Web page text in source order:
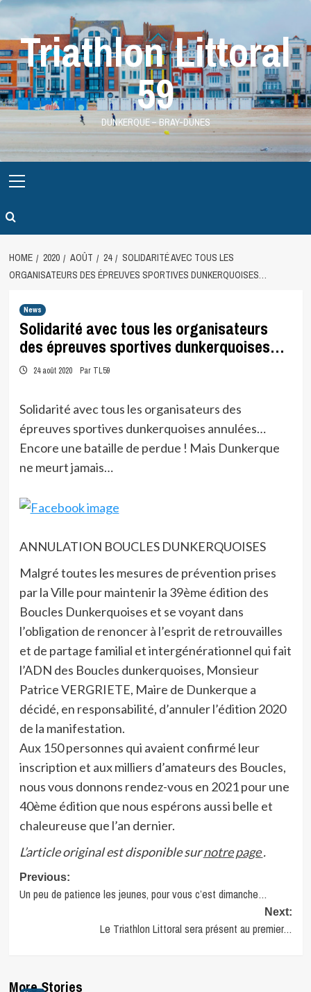
Skip
contentTriathlon Littoral
59
DUNKERQUE – BRAY-DUNES
Menu
HOME 2020 AOÛT 24
SOLIDARITÉ AVEC TOUS LES
ORGANISATEURS DES ÉPREUVES SPORTIVES DUNKERQUOISES…
News
Solidarité avec tous les organisateurs
des épreuves sportives dunkerquoises…
24 août 2020 Par TL59
Solidarité avec tous les organisateurs des
épreuves sportives dunkerquoises annulées…
Encore une bataille de perdue ! Mais Dunkerque
ne meurt jamais…
ANNULATION BOUCLES DUNKERQUOISES
Malgré toutes les mesures de prévention prises
par la Ville pour maintenir la 39ème édition des
Boucles Dunkerquoises et se voyant dans
l’obligation de renoncer à l’esprit de retrouvailles
et de partage familial et intergénérationnel qui fait
l’ADN des Boucles dunkerquoises, Monsieur
Patrice VERGRIETE, Maire de Dunkerque a
décidé, en responsabilité, d’annuler l’édition 2020
de la manifestation.
Aux 150 personnes qui avaient confirmé leur
inscription et aux milliers d’amateurs des Boucles,
nous vous donnons rendez-vous en 2021 pour une
40ème édition que nous espérons aussi belle et
chaleureuse que l’an dernier.
L’article original est disponible surnotre page.
Post
navigation
Previous:
Un peu de patience les jeunes, pour vous c’est dimanche…
Next:
Le Triathlon Littoral sera présent au premier…
More Stories